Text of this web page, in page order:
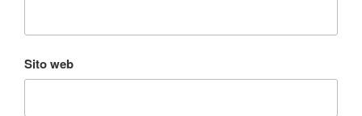
Sito web